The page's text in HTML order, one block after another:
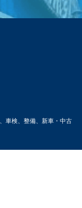
車検、整備、新車・中古